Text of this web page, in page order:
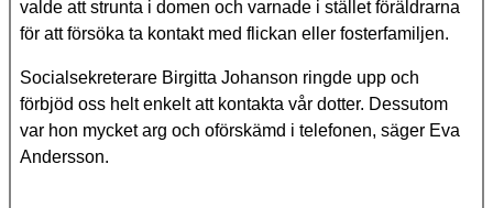
valde att strunta i domen och varnade i stället föräldrarna
för att försöka ta kontakt med flickan eller fosterfamiljen.
Socialsekreterare Birgitta Johanson ringde upp och
förbjöd oss helt enkelt att kontakta vår dotter. Dessutom
var hon mycket arg och oförskämd i telefonen, säger Eva
Andersson.